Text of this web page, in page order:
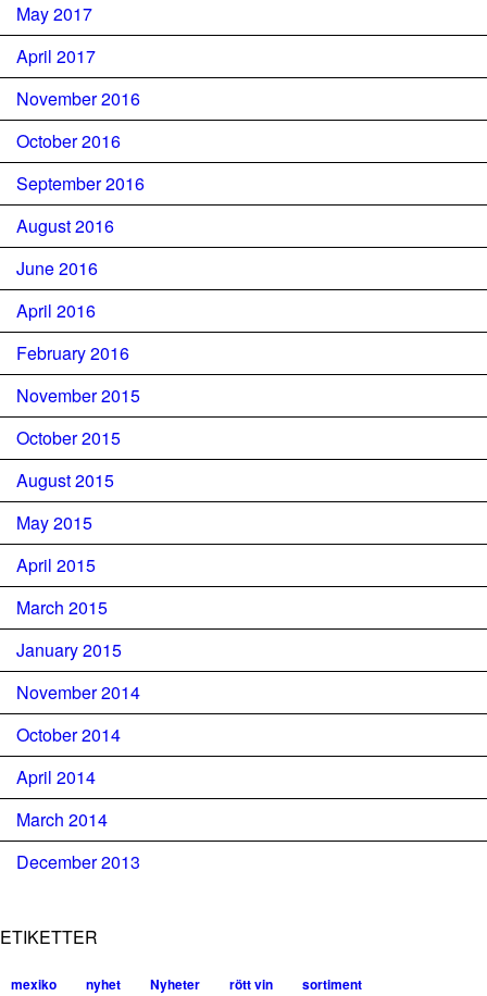
May 2017
April 2017
November 2016
October 2016
September 2016
August 2016
June 2016
April 2016
February 2016
November 2015
October 2015
August 2015
May 2015
April 2015
March 2015
January 2015
November 2014
October 2014
April 2014
March 2014
December 2013
ETIKETTER
mexiko nyhet Nyheter rött vin sortiment